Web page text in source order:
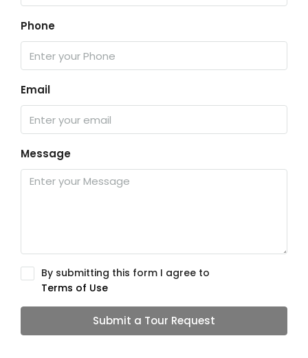
Phone
Email
Message
By submitting this form I agree to
Terms of Use
Submit a Tour Request